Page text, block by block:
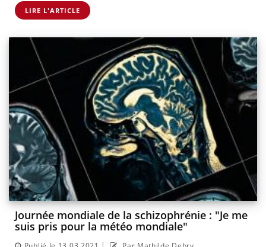
LIRE L'ARTICLE
Journée mondiale de la schizophrénie : "Je me
suis pris pour la météo mondiale"
|